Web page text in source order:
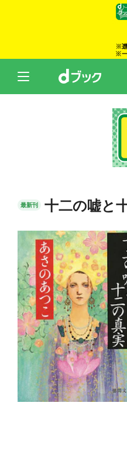
最新刊 十二の嘘と